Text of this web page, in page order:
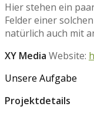
Hier stehen ein
Felder einer
natürlich auch mit
XY Media Website:
Unsere Aufgabe
Projektdetails